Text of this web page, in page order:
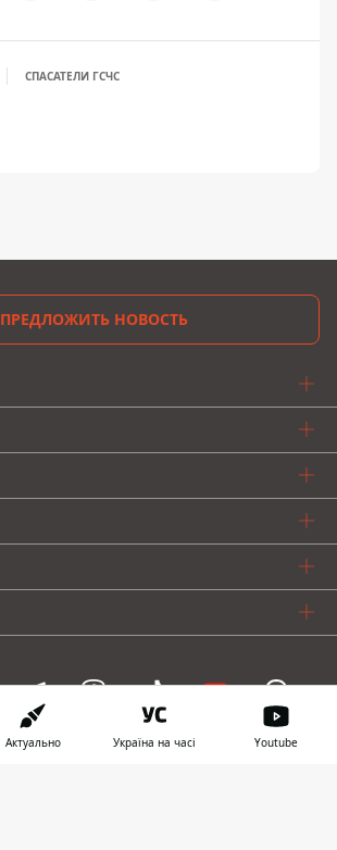
СПАСАТЕЛИ ГСЧС
ПРЕДЛОЖИТЬ НОВОСТЬ
Актуально Україна на часі Youtube